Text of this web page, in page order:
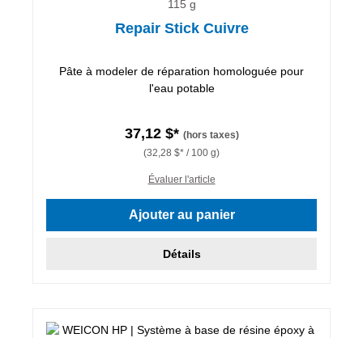
115 g
Repair Stick Cuivre
Pâte à modeler de réparation homologuée pour
l'eau potable
37,12 $* (hors taxes)
(32,28 $* / 100 g)
Évaluer l'article
Ajouter au panier
Détails